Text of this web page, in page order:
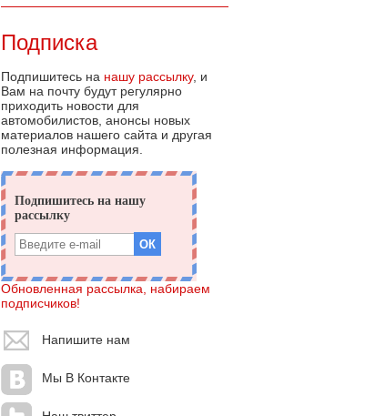
Подписка
Подпишитесь на нашу рассылку, и
Вам на почту будут регулярно
приходить новости для
автомобилистов, анонсы новых
материалов нашего сайта и другая
полезная информация.
Обновленная рассылка, набираем
подписчиков!
Напишите нам
Мы В Контакте